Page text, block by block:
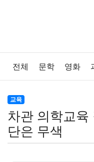
전체 문학 영화
법률
보건 질병 가요
교육
차관 의학교육
단은 무색